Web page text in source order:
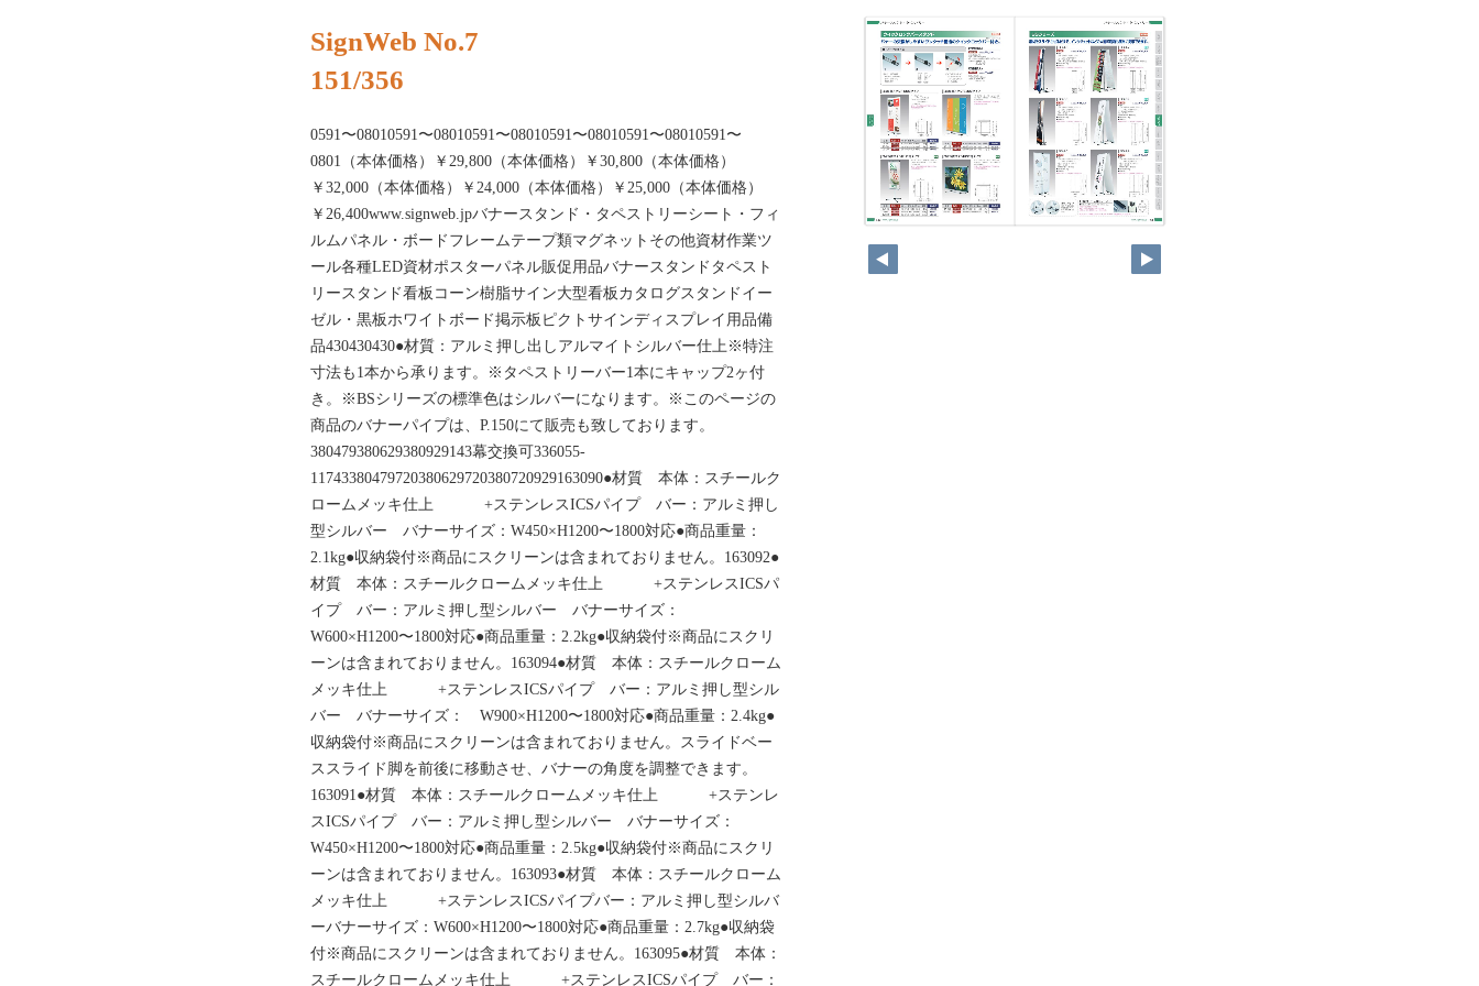
SignWeb No.7
151/356
0591〜08010591〜08010591〜08010591〜08010591〜08010591〜
0801（本体価格）￥29,800（本体価格）￥30,800（本体価格）
￥32,000（本体価格）￥24,000（本体価格）￥25,000（本体価格）
￥26,400www.signweb.jpバナースタンド・タペストリーシート・フィ
ルムパネル・ボードフレームテープ類マグネットその他資材作業ツ
ール各種LED資材ポスターパネル販促用品バナースタンドタペスト
リースタンド看板コーン樹脂サイン大型看板カタログスタンドイー
ゼル・黒板ホワイトボード掲示板ピクトサインディスプレイ用品備
品430430430●材質：アルミ押し出しアルマイトシルバー仕上※特注
寸法も1本から承ります。※タペストリーバー1本にキャップ2ヶ付
き。※BSシリーズの標準色はシルバーになります。※このページの
商品のバナーパイプは、P.150にて販売も致しております。
380479380629380929143幕交換可336055-
11743380479720380629720380720929163090●材質 本体：スチールク
ロームメッキ仕上 +ステンレスICSパイプ バー：アルミ押し
型シルバー バナーサイズ：W450×H1200〜1800対応●商品重量：
2.1kg●収納袋付※商品にスクリーンは含まれておりません。163092●
材質 本体：スチールクロームメッキ仕上 +ステンレスICSパ
イプ バー：アルミ押し型シルバー バナーサイズ：
W600×H1200〜1800対応●商品重量：2.2kg●収納袋付※商品にスクリ
ーンは含まれておりません。163094●材質 本体：スチールクローム
メッキ仕上 +ステンレスICSパイプ バー：アルミ押し型シル
バー バナーサイズ： W900×H1200〜1800対応●商品重量：2.4kg●
収納袋付※商品にスクリーンは含まれておりません。スライドベー
ススライド脚を前後に移動させ、バナーの角度を調整できます。
163091●材質 本体：スチールクロームメッキ仕上 +ステンレ
スICSパイプ バー：アルミ押し型シルバー バナーサイズ：
W450×H1200〜1800対応●商品重量：2.5kg●収納袋付※商品にスクリ
ーンは含まれておりません。163093●材質 本体：スチールクローム
メッキ仕上 +ステンレスICSパイプバー：アルミ押し型シルバ
ーバナーサイズ：W600×H1200〜1800対応●商品重量：2.7kg●収納袋
付※商品にスクリーンは含まれておりません。163095●材質 本体：
スチールクロームメッキ仕上 +ステンレスICSパイプ バー：